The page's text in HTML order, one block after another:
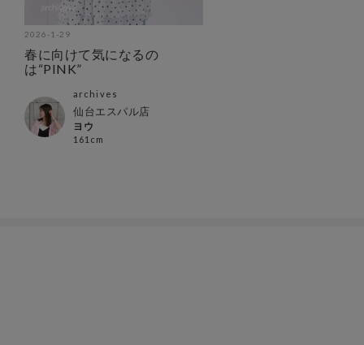
2026-1-29
春に向けて気になるの
は“PINK”
archives
仙台エスパル店
ヨウ
161cm